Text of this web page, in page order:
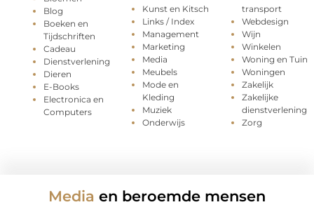
Blog
Boeken en
Tijdschriften
Cadeau
Dienstverlening
Dieren
E-Books
Electronica en
Computers
Kunst en Kitsch
Links / Index
Management
Marketing
Media
Meubels
Mode en
Kleding
Muziek
Onderwijs
transport
Webdesign
Wijn
Winkelen
Woning en Tuin
Woningen
Zakelijk
Zakelijke
dienstverlening
Zorg
Media en beroemde mensen